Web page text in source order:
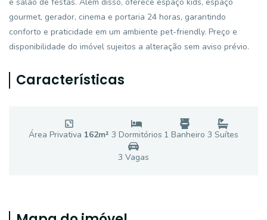
gourmet, gerador, cinema e portaria 24 horas, garantindo
conforto e praticidade em um ambiente pet-friendly. Preço e
disponibilidade do imóvel sujeitos a alteração sem aviso prévio.
Características
Área Privativa 162m² 3 Dormitórios 1 Banheiro 3 Suítes
3 Vagas